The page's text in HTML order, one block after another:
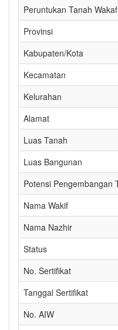
Peruntukan Tanah
Provinsi
Kabupaten/Kota
Kecamatan
Kelurahan
Alamat
Luas Tanah
Luas Bangunan
Potensi Pengembangan
Nama Wakif
Nama Nazhir
Status
No. Sertifikat
Tanggal Sertifikat
No. AIW